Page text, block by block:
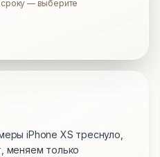
сроку — выберите
iPhone XS треснуло,
меняем только